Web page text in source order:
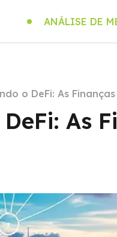
ANÁLISE DE
o DeFi: As
As